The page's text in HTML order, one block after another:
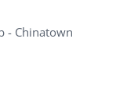
- Chinatown